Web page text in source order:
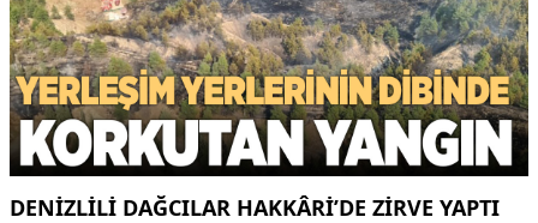
DENIZLILI DAĞCILAR HAKKÂRI’DE ZIRVE YAPTI